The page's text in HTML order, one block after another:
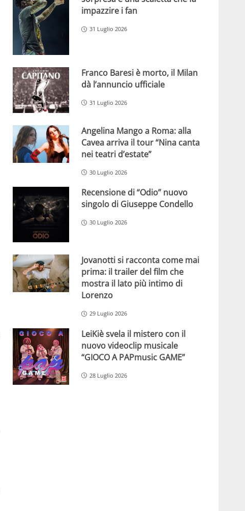
impazzire i fan
31 Luglio 2026
Franco Baresi è morto, il Milan
dà l’annuncio ufficiale
31 Luglio 2026
Angelina Mango a Roma: alla
Cavea arriva il tour “Nina canta
nei teatri d’estate”
30 Luglio 2026
Recensione di “Odio” nuovo
singolo di Giuseppe Condello
30 Luglio 2026
Jovanotti si racconta come mai
prima: il trailer del film che
mostra il lato più intimo di
Lorenzo
29 Luglio 2026
LeiKiè svela il mistero con il
nuovo videoclip musicale
“GIOCO A PAPmusic GAME”
28 Luglio 2026